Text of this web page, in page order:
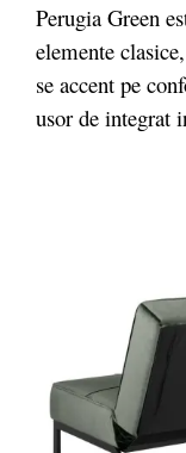
Perugia Green
elemente
se accent pe
usor de integrat